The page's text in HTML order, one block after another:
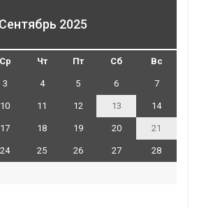
Сентябрь 2025
Ср Чт Пт Сб Вс
3 4 5 6 7
10 11 12 13 14
17 18 19 20 21
24 25 26 27 28